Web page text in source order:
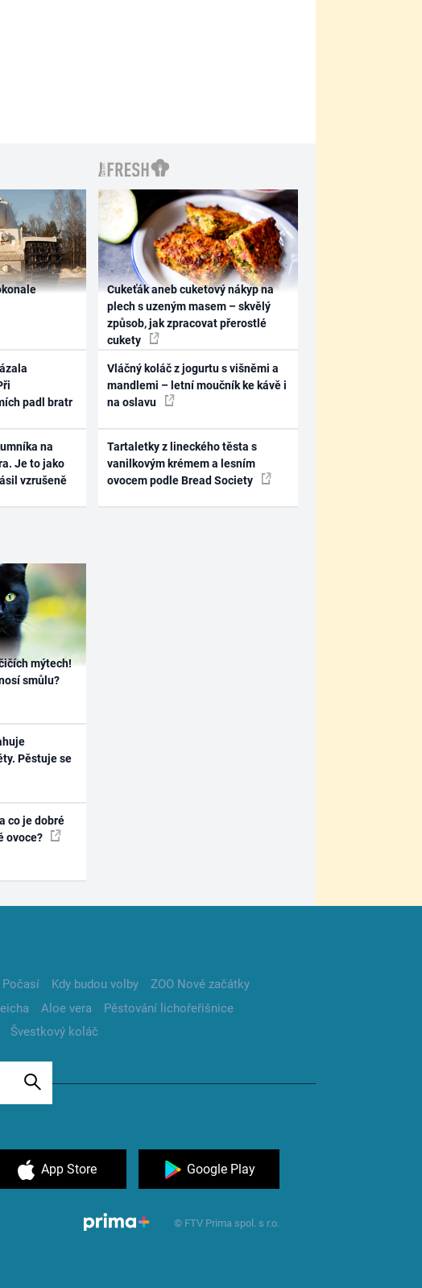
padl bratr
na
Je to jako
vzrušeně
Cukeťák aneb cuketový nákyp na
plech s uzeným masem – skvělý
způsob, jak zpracovat přerostlé
cukety
Vláčný koláč z jogurtu s višněmi a
mandlemi – letní moučník ke kávě i
na oslavu
Tartaletky z lineckého těsta s
vanilkovým krémem a lesním
ovocem podle Bread Society
mýtech!
smůlu?
Pěstuje se
co je dobré
ovoce?
Počasí Kdy budou volby
ZOO Nové začátky
Aloe vera
Pěstování lichořeřišnice
Švestkový koláč
App Store Google Play
© FTV Prima spol. s r.o.